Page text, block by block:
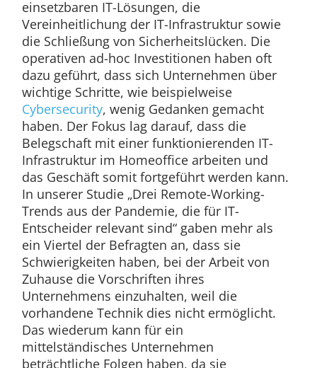
einsetzbaren IT-Lösungen, die
Vereinheitlichung der IT-Infrastruktur sowie
die Schließung von Sicherheitslücken. Die
operativen ad-hoc Investitionen haben oft
dazu geführt, dass sich Unternehmen über
wichtige Schritte, wie beispielweise
Cybersecurity, wenig Gedanken gemacht
haben. Der Fokus lag darauf, dass die
Belegschaft mit einer funktionierenden IT-
Infrastruktur im Homeoffice arbeiten und
das Geschäft somit fortgeführt werden kann.
In unserer Studie „Drei Remote-Working-
Trends aus der Pandemie, die für IT-
Entscheider relevant sind“ gaben mehr als
ein Viertel der Befragten an, dass sie
Schwierigkeiten haben, bei der Arbeit von
Zuhause die Vorschriften ihres
Unternehmens einzuhalten, weil die
vorhandene Technik dies nicht ermöglicht.
Das wiederum kann für ein
mittelständisches Unternehmen
beträchtliche Folgen haben, da sie